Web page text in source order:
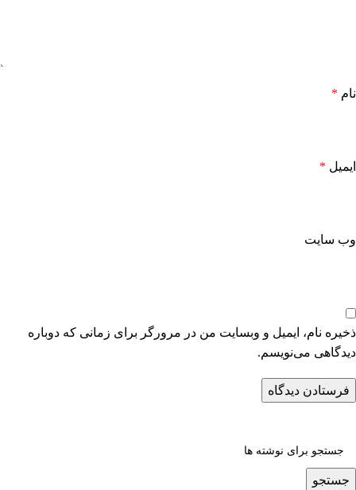
نام *
ایمیل *
وب‌ سایت
ذخیره نام، ایمیل و وبسایت من در مرورگر برای زمانی که دوباره
دیدگاهی می‌نویسم.
جستجو